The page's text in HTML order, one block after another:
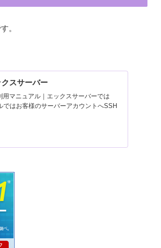
。
スサーバー
マニュアル｜エックスサーバーでは
はお客様のサーバーアカウントへSSH